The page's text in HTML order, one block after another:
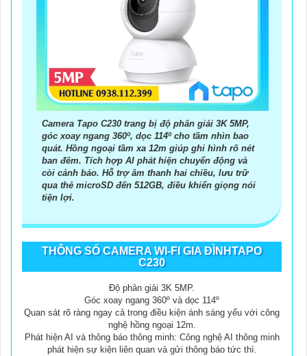
Camera Tapo C230 trang bị độ phân giải 3K 5MP,
góc xoay ngang 360º, dọc 114º cho tầm nhìn bao
quát. Hồng ngoại tầm xa 12m giúp ghi hình rõ nét
ban đêm. Tích hợp AI phát hiện chuyển động và
còi cảnh báo. Hỗ trợ âm thanh hai chiều, lưu trữ
qua thẻ microSD đến 512GB, điều khiển giọng nói
tiện lợi.
THÔNG SỐ CAMERA WI-FI GIA ĐÌNHTAPO
C230
Độ phân giải 3K 5MP.
Góc xoay ngang 360º và dọc 114º
Quan sát rõ ràng ngay cả trong điều kiện ánh sáng yếu với công
nghệ hồng ngoại 12m.
Phát hiện AI và thông báo thông minh: Công nghệ AI thông minh
phát hiện sự kiện liên quan và gửi thông báo tức thì.